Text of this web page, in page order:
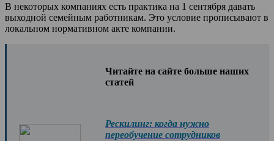
В некоторых компаниях есть практика на 1 сентября давать
выходной семейным работникам. Это условие прописывают в
локальном нормативном акте компании.
Читайте на сайте больше наших
статей
Рескилинг: когда нужно
переобучение сотрудников